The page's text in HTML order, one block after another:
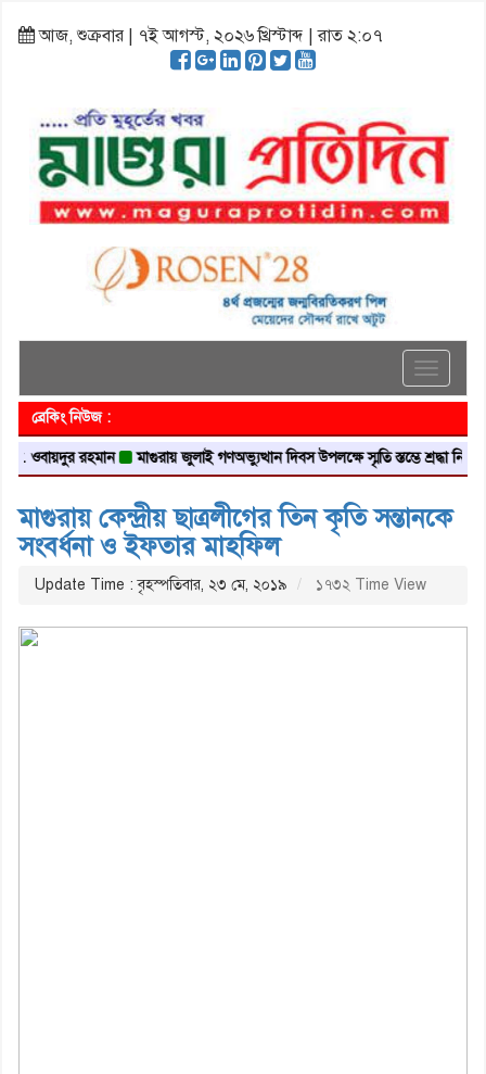
আজ, শুক্রবার | ৭ই আগস্ট, ২০২৬ খ্রিস্টাব্দ | রাত ২:০৭
Toggle
ব্রেকিং নিউজ :
রহমান মাগুরায় জুলাই গণঅভ্যুত্থান দিবস উপলক্ষে স্মৃতি স্তম্ভে শ্রদ্ধা নিবেদন
মাগুরায় কেন্দ্রীয় ছাত্রলীগের তিন কৃতি সন্তানকে
সংবর্ধনা ও ইফতার মাহফিল
Update Time : বৃহস্পতিবার, ২৩ মে, ২০১৯ ১৭৩২ Time View